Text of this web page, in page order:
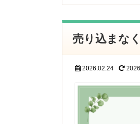
売り込まな
2026.02.24